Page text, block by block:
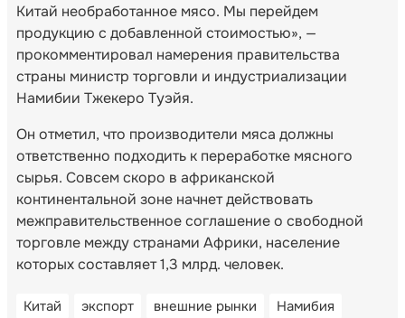
Китай необработанное мясо. Мы перейдем
продукцию с добавленной стоимостью», —
прокомментировал намерения правительства
страны министр торговли и индустриализации
Намибии Тжекеро Туэйя.
Он отметил, что производители мяса должны
ответственно подходить к переработке мясного
сырья. Совсем скоро в африканской
континентальной зоне начнет действовать
межправительственное соглашение о свободной
торговле между странами Африки, население
которых составляет 1,3 млрд. человек.
Китай экспорт внешние рынки Намибия